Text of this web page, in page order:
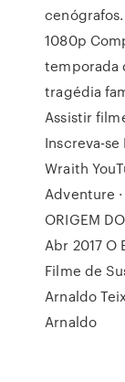
cenógrafos.
1080p
temporada
tragédia
Assistir
Inscreva-se
Wraith
Adventure ·
ORIGEM
Abr 2017 O
Filme de
Arnaldo
Arnaldo